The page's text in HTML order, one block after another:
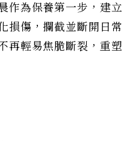
作為保養第一步，建立
損傷，攔截並斷開日常
再輕易焦脆斷裂，重塑